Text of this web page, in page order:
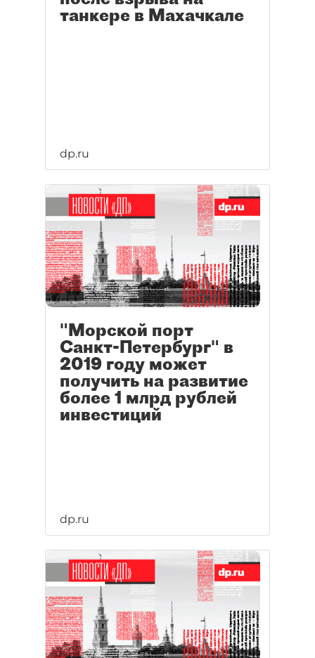
танкере в Махачкале
dp.ru
"Морской порт
Санкт-Петербург" в
2019 году может
получить на развитие
более 1 млрд рублей
инвестиций
dp.ru